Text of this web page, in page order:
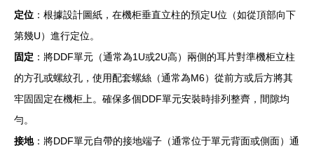
定位 ：根據設計圖紙，在機柜垂直立柱的預定U位（如從頂部向下
第幾U）進行定位。
固定 ：將DDF單元（通常為1U或2U高）兩側的耳片對準機柜立柱
的方孔或螺紋孔，使用配套螺絲（通常為M6）從前方或后方將其
牢固固定在機柜上。確保多個DDF單元安裝時排列整齊，間隙均
勻。
接地：將DDF單元自帶的接地端子（通常位于單元背面或側面）通